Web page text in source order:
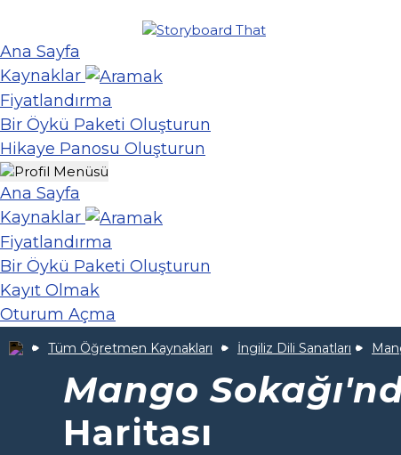
Ana Sayfa
Kaynaklar
Fiyatlandırma
Bir Öykü Paketi Oluşturun
Hikaye Panosu Oluşturun
Ana Sayfa
Kaynaklar
Fiyatlandırma
Bir Öykü Paketi Oluşturun
Kayıt Olmak
Oturum Açma
Tüm Öğretmen Kaynakları İngiliz Dili Sanatları
Mango
Haritası